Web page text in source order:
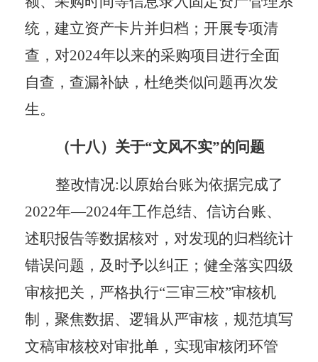
统，建立资产卡片并归档；开展专项清
查，对2024年以来的采购项目进行全面
自查，查漏补缺，杜绝类似问题再次发
生。
（十八）关于“文风不实”的问题
整改情况:以原始台账为依据完成了
2022年—2024年工作总结、信访台账、
述职报告等数据核对，对发现的归档统计
错误问题，及时予以纠正；健全落实四级
审核把关，严格执行“三审三校”审核机
制，聚焦数据、逻辑从严审核，规范填写
文稿审核校对审批单，实现审核闭环管